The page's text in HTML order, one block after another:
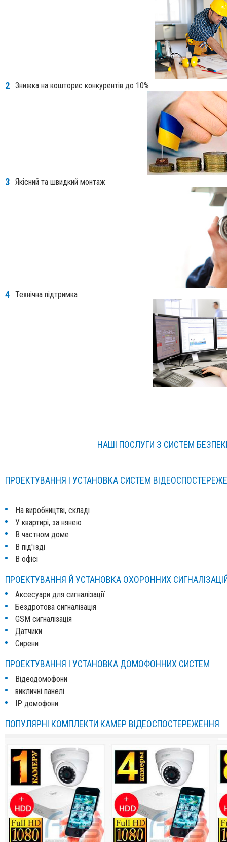
Знижка на кошторис конкурентів до 10%
Якісний та швидкий монтаж
Технічна підтримка
НАШІ ПОСЛУГИ З СИСТЕМ
ПРОЕКТУВАННЯ І УСТАНОВКА СИСТЕМ
На виробництві, складі
У квартирі, за нянею
В частном доме
В під'їзді
В офісі
ПРОЕКТУВАННЯ Й УСТАНОВКА ОХОРОННИХ
Аксесуари для сигналізації
Бездротова сигналізація
GSM сигналізація
Датчики
Сирени
ПРОЕКТУВАННЯ І УСТАНОВКА ДОМОФОННИХ СИСТЕМ
Відеодомофони
викличні панелі
IP домофони
ПОПУЛЯРНІ КОМПЛЕКТИ КАМЕР ВІДЕОСПОСТЕРЕЖЕННЯ